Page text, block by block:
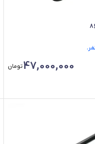
47,000,000تومان